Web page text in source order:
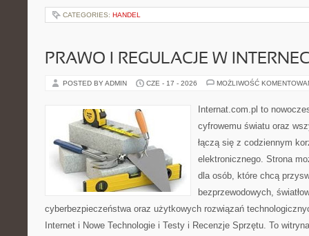
CATEGORIES: HANDEL
PRAWO I REGULACJE W
POSTED BY ADMIN CZE - 17 - 2026 MOŻLIWOŚĆ
Internat.com.pl to
cyfrowemu światu oraz
łączą się z codziennym
elektronicznego. Strona
dla osób, które chcą
bezprzewodowych,
cyberbezpieczeństwa oraz użytkowych rozwiązań
Internet i Nowe Technologie i Testy i Recenzje Sprzętu. To